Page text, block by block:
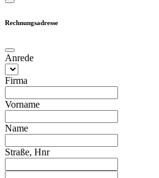
Rechnungsadresse
Anrede
Firma
Vorname
Name
Straße, Hnr